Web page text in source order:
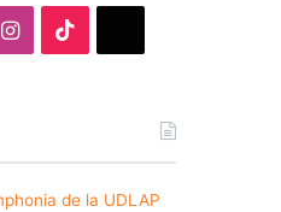
Instagram
de la UDLAP